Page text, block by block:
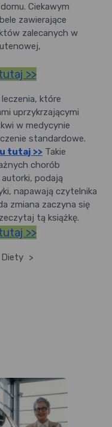
Ciekawym
zawierające
zalecanych w
>>
które
uprzykrzającymi
w medycynie
standardowe.
tutaj >> Takie
chorób
podają
napawają czytelnika
zmiana zaczyna się
tą książkę.
>>
Diety >